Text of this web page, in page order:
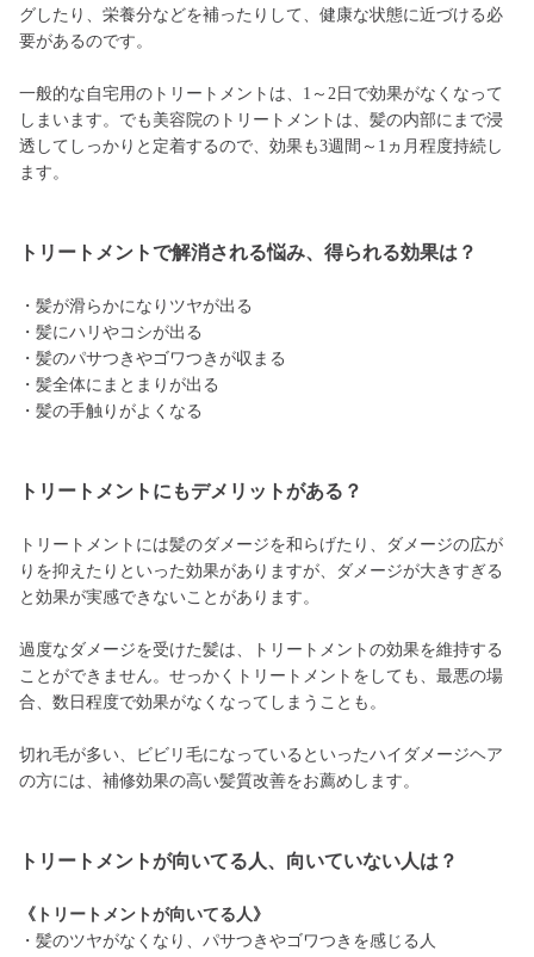
グしたり、栄養分などを補ったりして、健康な状態に近づける必
要があるのです。
一般的な自宅用のトリートメントは、1～2日で効果がなくなって
しまいます。でも美容院のトリートメントは、髪の内部にまで浸
透してしっかりと定着するので、効果も3週間～1ヵ月程度持続し
ます。
トリートメントで解消される悩み、得られる効果は？
・髪が滑らかになりツヤが出る
・髪にハリやコシが出る
・髪のパサつきやゴワつきが収まる
・髪全体にまとまりが出る
・髪の手触りがよくなる
トリートメントにもデメリットがある？
トリートメントには髪のダメージを和らげたり、ダメージの広が
りを抑えたりといった効果がありますが、ダメージが大きすぎる
と効果が実感できないことがあります。
過度なダメージを受けた髪は、トリートメントの効果を維持する
ことができません。せっかくトリートメントをしても、最悪の場
合、数日程度で効果がなくなってしまうことも。
切れ毛が多い、ビビリ毛になっているといったハイダメージヘア
の方には、補修効果の高い髪質改善をお薦めします。
トリートメントが向いてる人、向いていない人は？
《トリートメントが向いてる人》
・髪のツヤがなくなり、パサつきやゴワつきを感じる人